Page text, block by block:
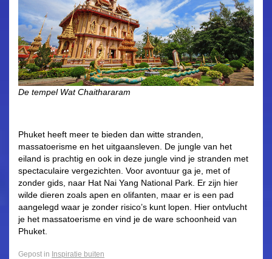
De tempel Wat Chaithararam
Phuket heeft meer te bieden dan witte stranden,
massatoerisme en het uitgaansleven. De jungle van het
eiland is prachtig en ook in deze jungle vind je stranden met
spectaculaire vergezichten. Voor avontuur ga je, met of
zonder gids, naar Hat Nai Yang National Park. Er zijn hier
wilde dieren zoals apen en olifanten, maar er is een pad
aangelegd waar je zonder risico’s kunt lopen. Hier ontvlucht
je het massatoerisme en vind je de ware schoonheid van
Phuket.
Gepost in Inspiratie buiten